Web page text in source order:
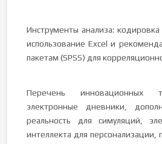
Инструменты анализа: кодировка
использование Excel и
пакетам (SPSS) для
Перечень инновационных
электронные дневники,
реальность для симуляций,
интеллекта для персонализации,